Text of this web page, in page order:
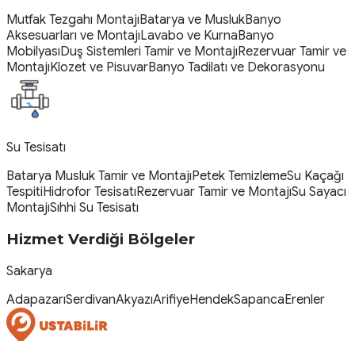
Mutfak Tezgahı MontajıBatarya ve MuslukBanyo
Aksesuarları ve MontajıLavabo ve KurnaBanyo
MobilyasıDuş Sistemleri Tamir ve MontajıRezervuar Tamir ve
MontajıKlozet ve PisuvarBanyo Tadilatı ve Dekorasyonu
Su Tesisatı
Batarya Musluk Tamir ve MontajıPetek TemizlemeSu Kaçağı
TespitiHidrofor TesisatıRezervuar Tamir ve MontajıSu Sayacı
MontajıSıhhi Su Tesisatı
Hizmet Verdiği Bölgeler
Sakarya
AdapazarıSerdivanAkyazıArifiyeHendekSapancaErenler